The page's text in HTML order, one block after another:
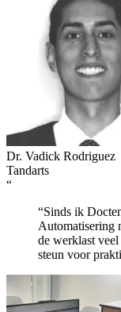
Dr. Vadick Rodriguez
Tandarts
“
“Sinds ik
Automatisering
de werklast
steun voor